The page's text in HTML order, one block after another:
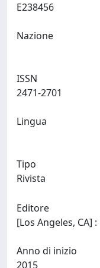
Nazione
ISSN
Lingua
Tipo
Rivista
Editore
Anno di inizio